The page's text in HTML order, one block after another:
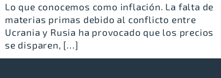
Lo que conocemos como inflación. La falta de
materias primas debido al conflicto entre
Ucrania y Rusia ha provocado que los precios
se disparen, […]